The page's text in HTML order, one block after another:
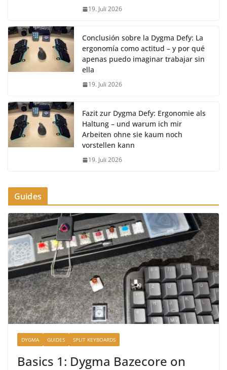
19. Juli 2026
Conclusión sobre la Dygma Defy: La
ergonomía como actitud – y por qué
apenas puedo imaginar trabajar sin
ella
19. Juli 2026
Fazit zur Dygma Defy: Ergonomie als
Haltung – und warum ich mir
Arbeiten ohne sie kaum noch
vorstellen kann
19. Juli 2026
Guides
DYGMA GUIDES SPLIT KEYBOARDS
Basics 1: Dygma Bazecore on